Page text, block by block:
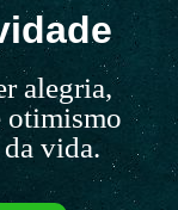
alegria,
otimismo
vida.